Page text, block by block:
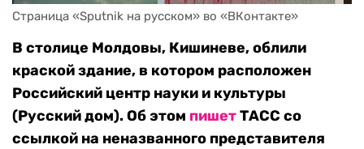
В столице Молдовы, Кишиневе, облили
краской здание, в котором расположен
Российский центр науки и культуры
(Русский дом). Об этом пишетТАСС со
ссылкой на неназванного представителя